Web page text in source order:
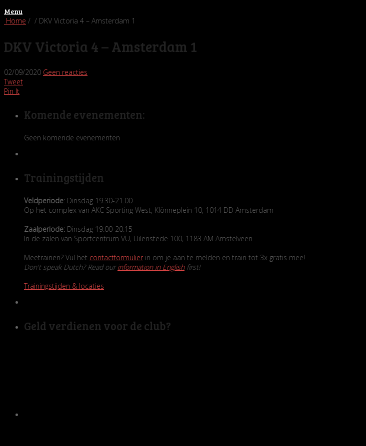
Menu
Home / / DKV Victoria 4 – Amsterdam 1
DKV Victoria 4 – Amsterdam 1
02/09/2020 Geen reacties
Tweet
Pin It
Komende evenementen:
Geen komende evenementen
Trainingstijden
Veldperiode: Dinsdag 19.30-21.00
Op het complex van AKC Sporting West, Klönneplein 10, 1014 DD Amsterdam
Zaalperiode: Dinsdag 19:00-20.15
In de zalen van Sportcentrum VU, Uilenstede 100, 1183 AM Amstelveen
Meetrainen? Vul het contactformulierin om je aan te melden en train tot 3x gratis mee!
Don't speak Dutch? Read ourinformation in Englishfirst!
Trainingstijden & locaties
Geld verdienen voor de club?